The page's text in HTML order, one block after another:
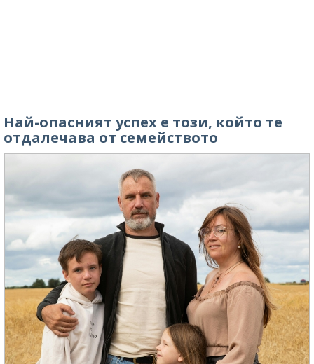
Най-опасният успех е този, който те
отдалечава от семейството